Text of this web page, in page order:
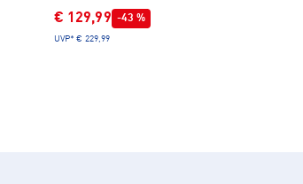
€ 129,99 -43 %
UVP* € 229,99